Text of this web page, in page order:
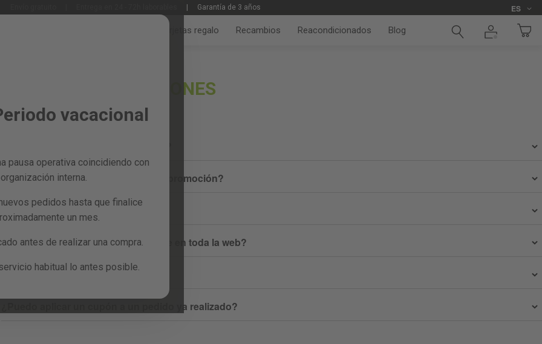
vacacional
pausa operativa coincidiendo con
interna.
pedidos hasta que finalice
un mes.
antes de realizar una compra.
habitual lo antes posible.
Garantía de 3 años Idioma
ES
Tarjetas regalo Recambios Reacondicionados Blog
DESCUENTOS Y CUPONES
¿Puedo usar un cupón durante una promoción?
¿Qué es el cupón de bienvenida?
¿El cupón de bienvenida es aplicable en toda la web?
No funciona el cupón
¿Puedo aplicar un cupón a un pedido ya realizado?